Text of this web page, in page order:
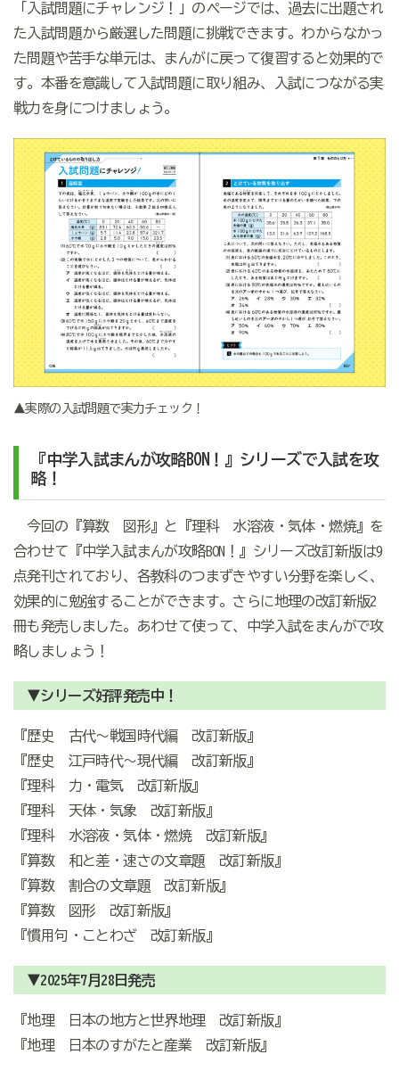
「入試問題にチャレンジ！」のページでは、過去に出題され
た入試問題から厳選した問題に挑戦できます。わからなかっ
た問題や苦手な単元は、まんがに戻って復習すると効果的で
す。本番を意識して入試問題に取り組み、入試につながる実
戦力を身につけましょう。
▲実際の入試問題で実力チェック！
『中学入試まんが攻略BON！』シリーズで入試を攻
略！
今回の『算数 図形』と『理科 水溶液・気体・燃焼』を
合わせて『中学入試まんが攻略BON！』シリーズ改訂新版は9
点発刊されており、各教科のつまずきやすい分野を楽しく、
効果的に勉強することができます。さらに地理の改訂新版2
冊も発売しました。あわせて使って、中学入試をまんがで攻
略しましょう！
▼シリーズ好評発売中！
『歴史 古代～戦国時代編 改訂新版』
『歴史 江戸時代～現代編 改訂新版』
『理科 力・電気 改訂新版』
『理科 天体・気象 改訂新版』
『理科 水溶液・気体・燃焼 改訂新版』
『算数 和と差・速さの文章題 改訂新版』
『算数 割合の文章題 改訂新版』
『算数 図形 改訂新版』
『慣用句・ことわざ 改訂新版』
▼2025年7月28日発売
『地理 日本の地方と世界地理 改訂新版』
『地理 日本のすがたと産業 改訂新版』